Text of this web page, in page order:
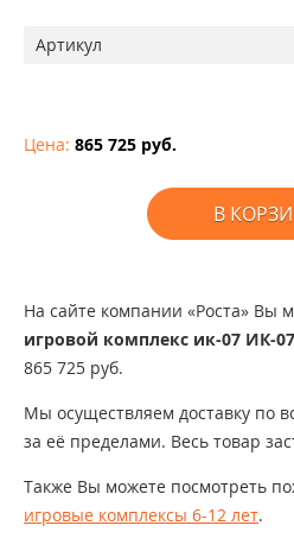
Артикул
Цена: 865 725 руб.
В
На сайте компании «Роста» Вы
игровой комплекс ик-07 ИК-07
865 725 руб.
Мы осуществляем доставку по
за её пределами. Весь товар
Также Вы можете посмотреть
игровые комплексы 6-12 лет.